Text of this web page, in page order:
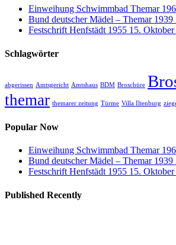
Einweihung Schwimmbad Themar
Bund deutscher Mädel – Themar 1939
Festschrift Henfstädt 1955 15.
Schlagwörter
abgerissen Amtsgericht Amtshaus BDM Broschüre
themar themarer zeitung Türme Villa Iltenburg
Popular Now
Einweihung Schwimmbad Themar
Bund deutscher Mädel – Themar 1939
Festschrift Henfstädt 1955 15.
Published Recently